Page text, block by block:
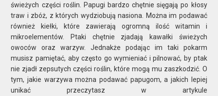
świeżych części roślin. Papugi bardzo chętnie sięgają po kłosy
traw i zbóż, z których wydziobują nasiona. Można im podawać
również kiełki, które zawierają ogromną ilość witamin i
mikroelementów. Ptaki chętnie zjadają kawałki świeżych
owoców oraz warzyw. Jednakże podając im taki pokarm
musisz pamiętać, aby często go wymieniać i pilnować, by ptak
nie zjadł zepsutych części roślin, które mogą mu zaszkodzić. O
tym, jakie warzywa można podawać papugom, a jakich lepiej
unikać przeczytasz w artykule